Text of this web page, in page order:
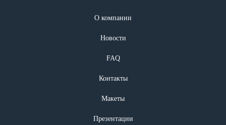
О компании
Новости
FAQ
Контакты
Макеты
Презентации